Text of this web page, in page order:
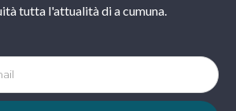
tutta l'attualità di a cumuna.